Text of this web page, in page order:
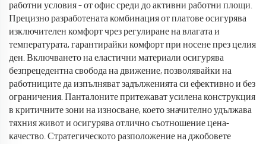
работни условия – от офис среди до активни работни площи.
Прецизно разработената комбинация от платове осигурява
изключителен комфорт чрез регулиране на влагата и
температурата, гарантирайки комфорт при носене през целия
ден. Включването на еластични материали осигурява
безпрецедентна свобода на движение, позволявайки на
работниците да изпълняват задълженията си ефективно и без
ограничения. Панталоните притежават усилена конструкция
в критичните зони на износване, което значително удължава
тяхния живот и осигурява отлично съотношение цена-
качество. Стратегическото разположение на джобовете